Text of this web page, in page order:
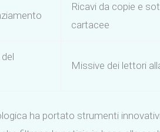
Ricavi da copie e
cartacee
Missive dei lettori
ha portato strumenti